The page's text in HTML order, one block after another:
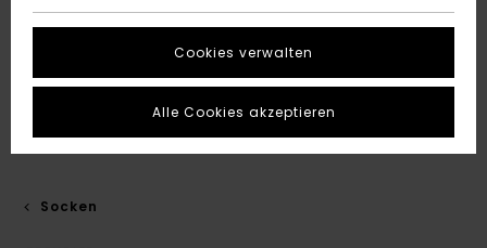
Socken
Cookies verwalten
Alle Cookies akzeptieren